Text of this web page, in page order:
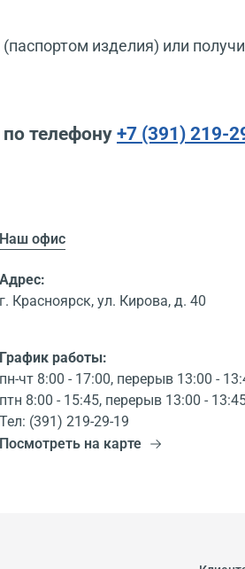
изделия) или
телефону +7 (391) 219-
Наш офис
Адрес:
г. Красноярск, ул. Кирова, д. 40
График работы:
пн-чт 8:00 - 17:00, перерыв 13:00 -
птн 8:00 - 15:45, перерыв 13:00 -
Тел: (391) 219-29-19
Посмотреть на карте